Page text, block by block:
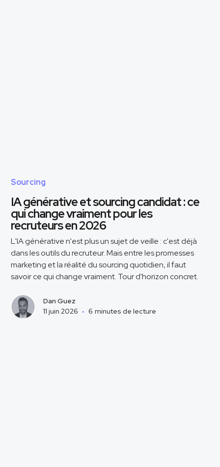
Sourcing
IA générative et sourcing candidat : ce
qui change vraiment pour les
recruteurs en 2026
L'IA générative n'est plus un sujet de veille : c'est déjà
dans les outils du recruteur. Mais entre les promesses
marketing et la réalité du sourcing quotidien, il faut
savoir ce qui change vraiment. Tour d'horizon concret.
Dan Guez
11 juin 2026 • 6 minutes de lecture